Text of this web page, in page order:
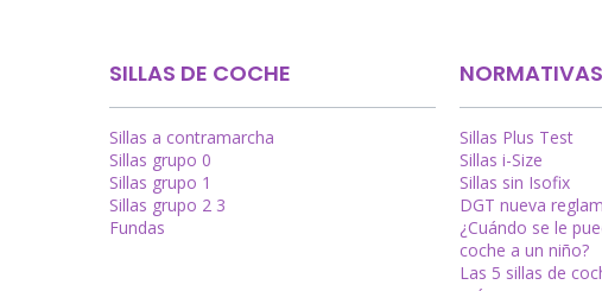
SILLAS DE COCHE
Sillas a contramarcha
Sillas grupo 0
Sillas grupo 1
Sillas grupo 2 3
Fundas
NORMATIVAS
Sillas Plus Test
Sillas i-Size
Sillas sin Isofix
DGT nueva
¿Cuándo se le
coche a un niño?
Las 5 sillas de